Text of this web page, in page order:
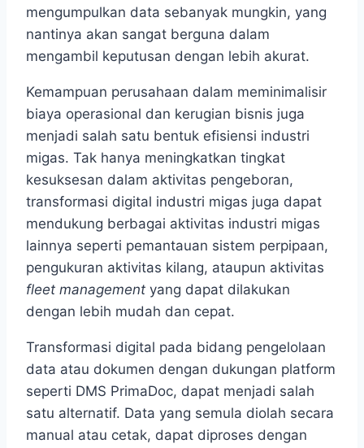
mengumpulkan data sebanyak mungkin, yang
nantinya akan sangat berguna dalam
mengambil keputusan dengan lebih akurat.
Kemampuan perusahaan dalam meminimalisir
biaya operasional dan kerugian bisnis juga
menjadi salah satu bentuk efisiensi industri
migas. Tak hanya meningkatkan tingkat
kesuksesan dalam aktivitas pengeboran,
transformasi digital industri migas juga dapat
mendukung berbagai aktivitas industri migas
lainnya seperti pemantauan sistem perpipaan,
pengukuran aktivitas kilang, ataupun aktivitas
fleet management yang dapat dilakukan
dengan lebih mudah dan cepat.
Transformasi digital pada bidang pengelolaan
data atau dokumen dengan dukungan platform
seperti DMS PrimaDoc, dapat menjadi salah
satu alternatif. Data yang semula diolah secara
manual atau cetak, dapat diproses dengan